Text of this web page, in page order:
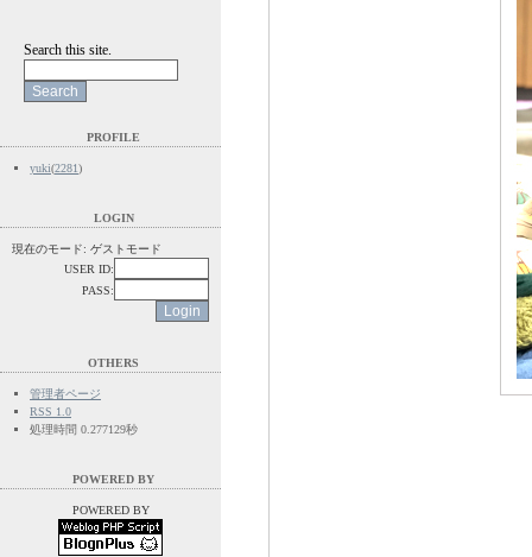
Search this site.
PROFILE
yuki(2281)
LOGIN
現在のモード: ゲストモード
USER ID:
PASS:
OTHERS
管理者ページ
RSS 1.0
処理時間 0.277129秒
POWERED BY
POWERED BY